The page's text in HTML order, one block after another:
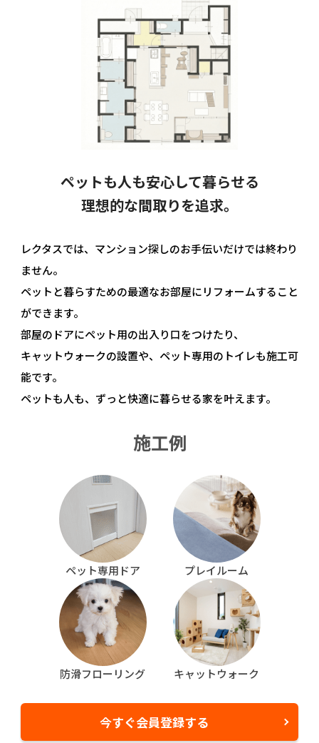
ペットも人も安心して暮らせる
理想的な間取りを追求。
レクタスでは、マンション探しのお手伝いだけでは終わり
ません。
ペットと暮らすための最適なお部屋にリフォームすること
ができます。
部屋のドアにペット用の出入り口をつけたり、
キャットウォークの設置や、ペット専用のトイレも施工可
能です。
ペットも人も、ずっと快適に暮らせる家を叶えます。
施工例
ペット専用ドア プレイルーム
防滑フローリング キャットウォーク
今すぐ会員登録する